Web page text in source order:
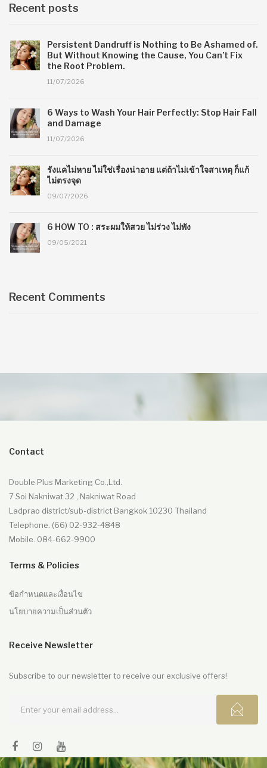
Recent posts
Persistent Dandruff is Nothing to Be Ashamed of.
But Without Knowing the Cause, You Can’t Fix
the Root Problem.
11/07/2026
6 Ways to Wash Your Hair Perfectly: Stop Hair Fall
and Damage
11/07/2026
รังแคไม่หาย ไม่ใช่เรื่องน่าอาย แต่ถ้าไม่เข้าใจสาเหตุ ก็แก้
ไม่ตรงจุด
09/07/2026
6 HOW TO : สระผมให้สวย ไม่ร่วง ไม่พัง
09/05/2021
Recent Comments
Contact
Double Plus Marketing Co.,Ltd.
7 Soi Nakniwat 32 , Nakniwat Road
Ladprao district/sub-district Bangkok 10230 Thailand
Telephone. (66) 02-932-4848
Mobile. 084-662-9900
Terms & Policies
ข้อกำหนดและเงื่อนไข
นโยบายความเป็นส่วนตัว
Receive Newsletter
Subscribe to our newsletter to receive our exclusive offers!